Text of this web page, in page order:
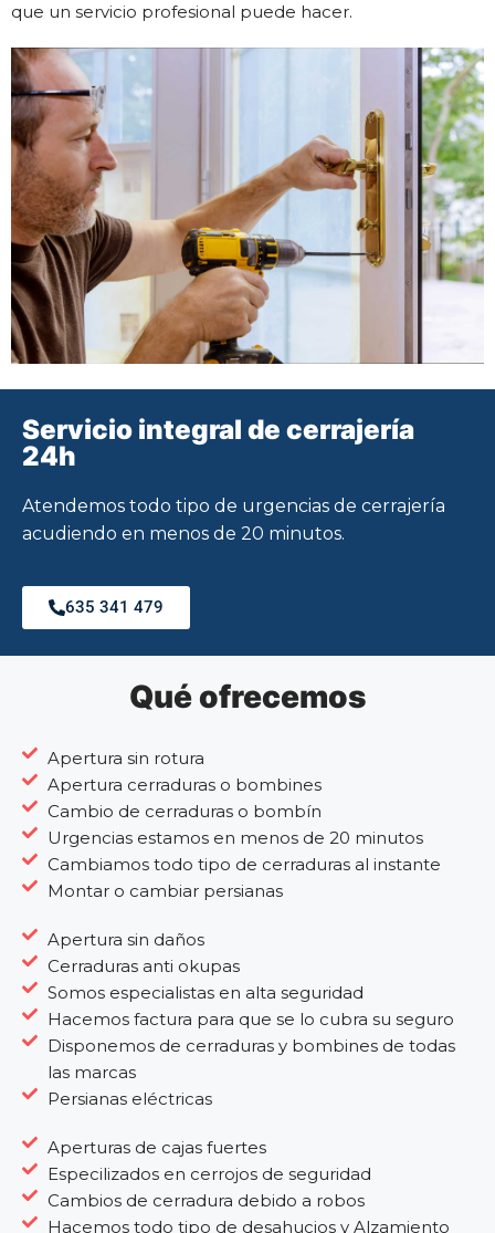
que un servicio profesional puede hacer.
Servicio integral de cerrajería
24h
Atendemos todo tipo de urgencias de cerrajería
acudiendo en menos de 20 minutos.
635 341 479
Qué ofrecemos
Apertura sin rotura
Apertura cerraduras o bombines
Cambio de cerraduras o bombín
Urgencias estamos en menos de 20 minutos
Cambiamos todo tipo de cerraduras al instante
Montar o cambiar persianas
Apertura sin daños
Cerraduras anti okupas
Somos especialistas en alta seguridad
Hacemos factura para que se lo cubra su seguro
Disponemos de cerraduras y bombines de todas
las marcas
Persianas eléctricas
Aperturas de cajas fuertes
Especilizados en cerrojos de seguridad
Cambios de cerradura debido a robos
Hacemos todo tipo de desahucios y Alzamiento